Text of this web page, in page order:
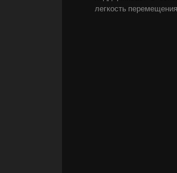
легкость перемещения.